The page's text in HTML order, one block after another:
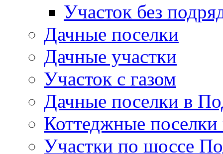
Участок без
Дачные поселки
Дачные участки
Участок с газом
Дачные поселки в
Коттеджные
Участки по шоссе